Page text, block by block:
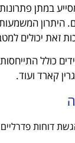
במתן
היתרון
זאת יכולים
כולל
קארד ועוד.